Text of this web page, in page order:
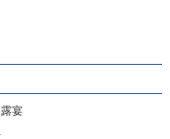
宴